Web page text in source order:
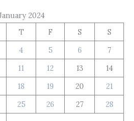
2024
T F S
S
4 5 6
7
11 12 13
14
18 19 20
21
25 26 27
28